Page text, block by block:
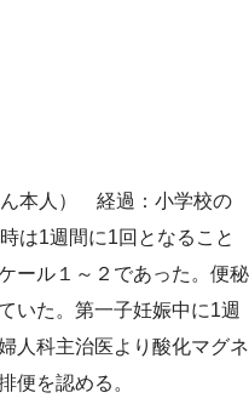
本人） 経過：小学校の
は1週間に1回となること
ール１～２であった。便秘
いた。第一子妊娠中に1週
人科主治医より酸化マグネ
便を認める。